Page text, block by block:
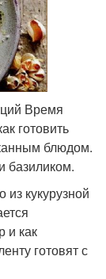
Время
готовить
блюдом.
базиликом.
кукурузной
и как
готовят с